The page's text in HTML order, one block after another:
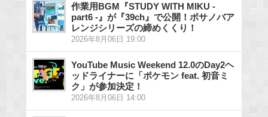
作業用BGM『STUDY WITH MIKU -
part6 -』が『39ch』で公開！ボサノバア
レンジシリーズの締めくくり！
2026年8月06日 19:00
YouTube Music Weekend 12.0のDay2ヘ
ッドライナーに「ポケモン feat. 初音ミ
ク」が参加決定！
2026年8月06日 14:00